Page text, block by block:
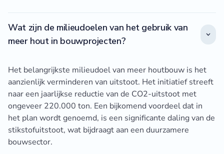
Wat zijn de milieudoelen van het gebruik van
meer hout in bouwprojecten?
Het belangrijkste milieudoel van meer houtbouw is het
aanzienlijk verminderen van uitstoot. Het initiatief streeft
naar een jaarlijkse reductie van de CO2-uitstoot met
ongeveer 220.000 ton. Een bijkomend voordeel dat in
het plan wordt genoemd, is een significante daling van de
stikstofuitstoot, wat bijdraagt aan een duurzamere
bouwsector.